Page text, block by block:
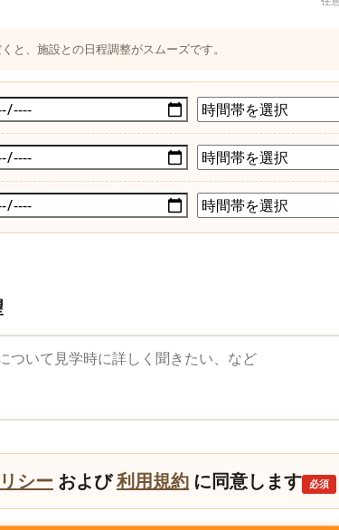
と、施設との日程調整がスムーズです。
シー および利用規約 に同意します 必須